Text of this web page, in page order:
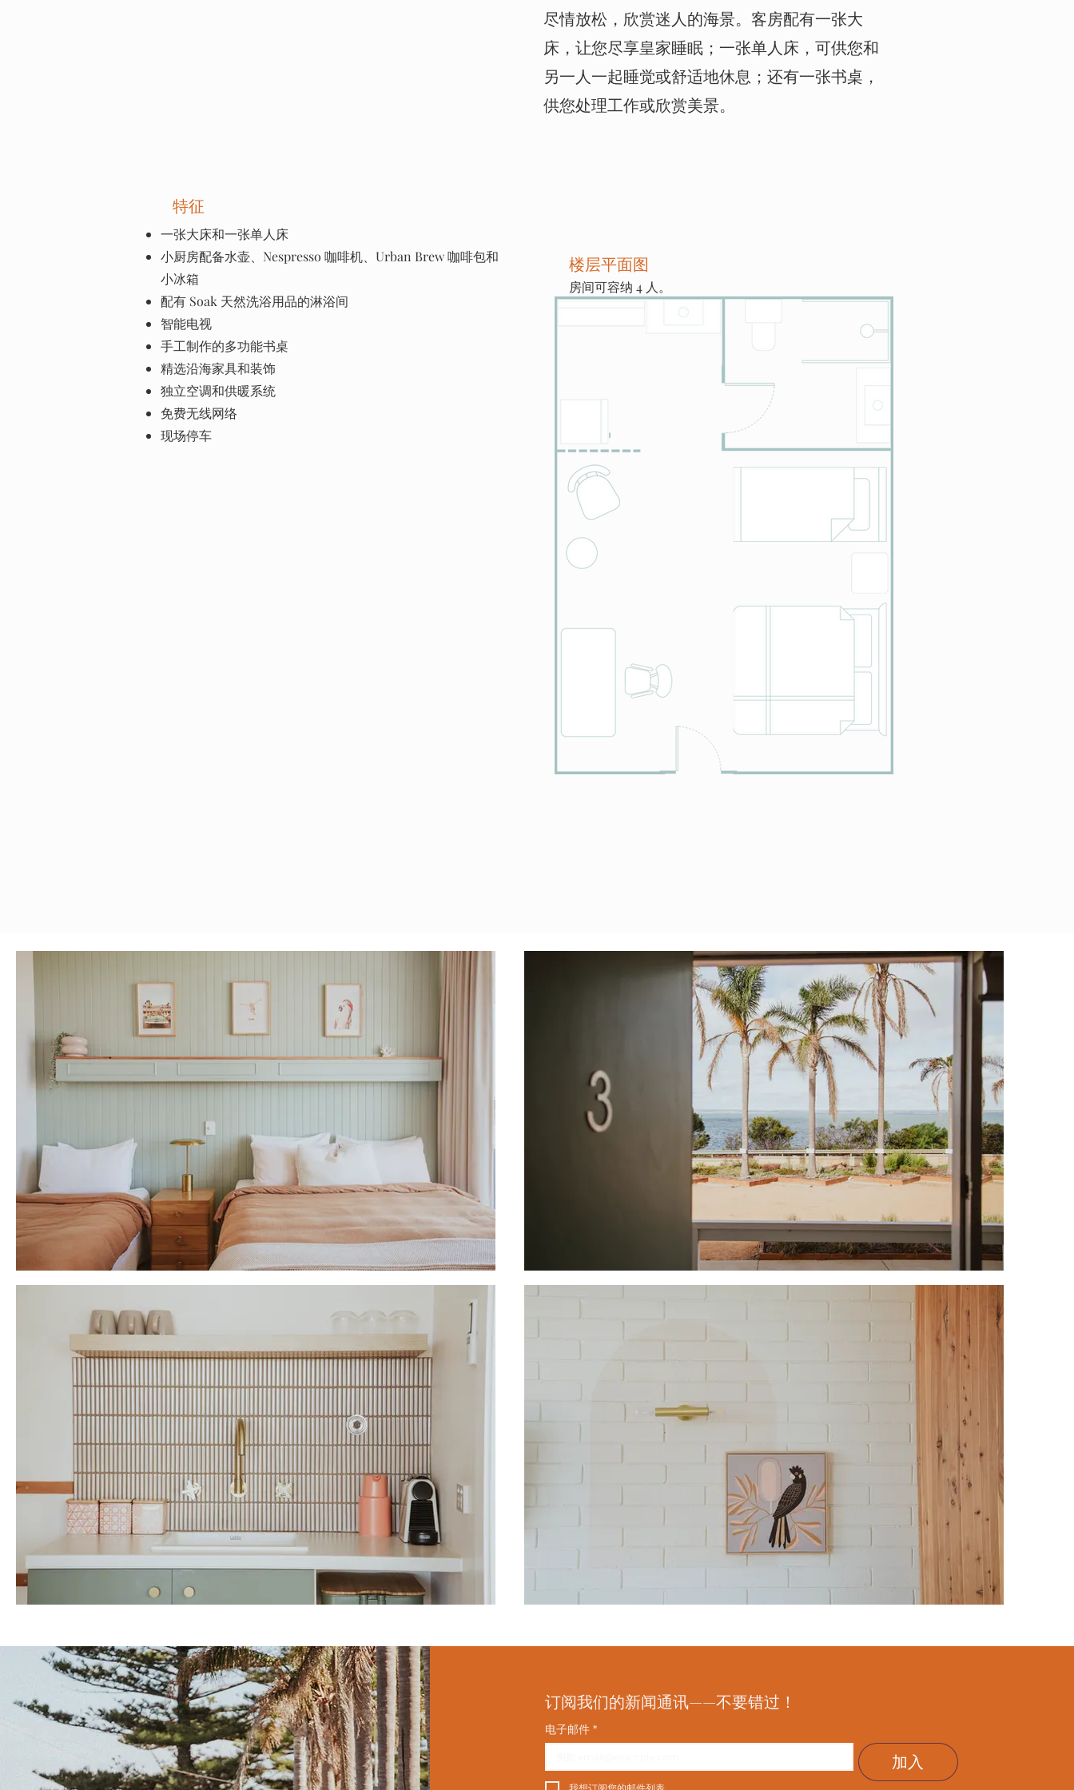
尽情放松，欣赏迷人的海景。客房配有一张大
床，让您尽享皇家睡眠；一张单人床，可供您和
另一人一起睡觉或舒适地休息；还有一张书桌，
供您处理工作或欣赏美景。
特征
一张大床和一张单人床
小厨房配备水壶、Nespresso 咖啡机、Urban Brew 咖啡包和
小冰箱
配有 Soak 天然洗浴用品的淋浴间
智能电视
手工制作的多功能书桌
精选沿海家具和装饰
独立空调和供暖系统
免费无线网络
现场停车
楼层平面图
房间可容纳 4 人。
订阅我们的新闻通讯——不要错过！
电子邮件 *
加入